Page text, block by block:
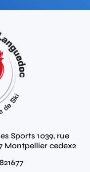
Sports 1039, rue
Montpellier cedex2